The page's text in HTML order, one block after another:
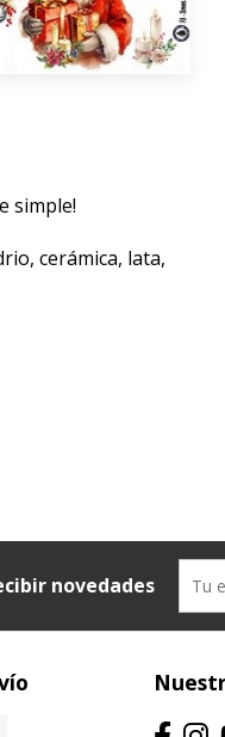
simple!
cerámica, lata,
novedades